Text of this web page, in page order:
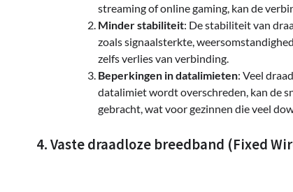
streaming of online gaming, kan de
Minder stabiliteit: De stabiliteit van
zoals signaalsterkte,
zelfs verlies van verbinding.
Beperkingen in datalimieten: Veel
datalimiet wordt overschreden, kan de
gebracht, wat voor gezinnen die veel
4. Vaste draadloze breedband (Fixed